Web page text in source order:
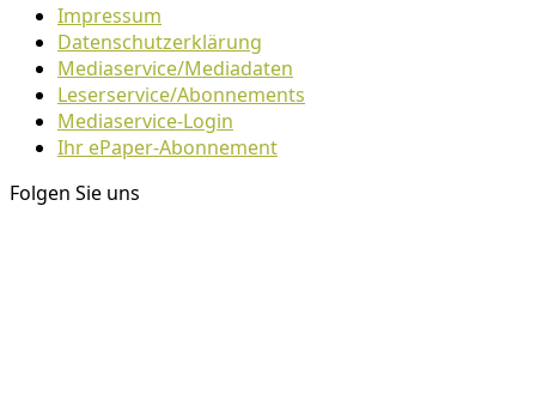
Impressum
Datenschutzerklärung
Mediaservice/Mediadaten
Leserservice/Abonnements
Mediaservice-Login
Ihr ePaper-Abonnement
Folgen Sie uns